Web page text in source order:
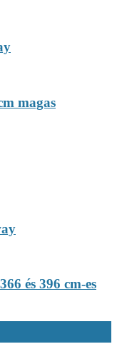
magas
és 396 cm-es